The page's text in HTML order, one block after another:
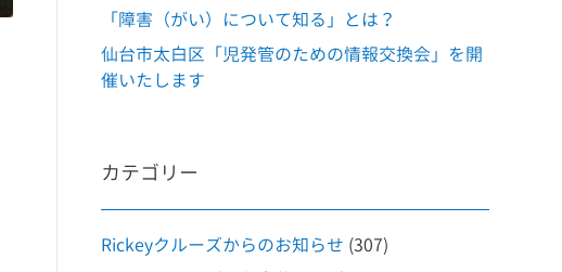
「障害（がい）について知る」とは？
仙台市太白区「児発管のための情報交換会」を開
催いたします
カテゴリー
Rickeyクルーズからのお知らせ (307)